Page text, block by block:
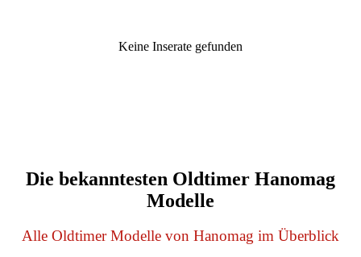
Keine Inserate gefunden
Die bekanntesten Oldtimer Hanomag
Modelle
Alle Oldtimer Modelle von Hanomag im Überblick